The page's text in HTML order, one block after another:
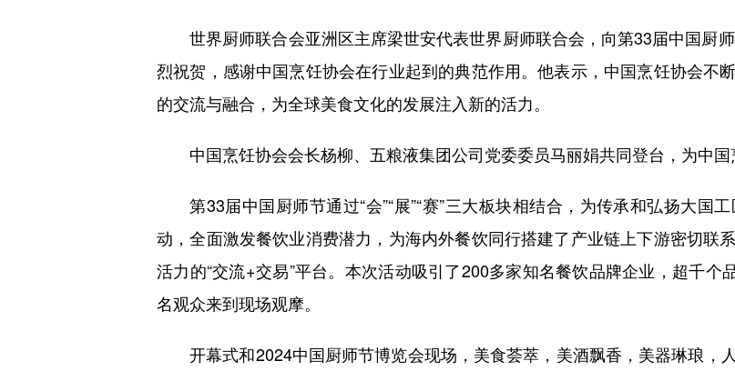
世界厨师联合会亚洲区主席梁世安代表世界厨师联合会，向第33届中国厨
烈祝贺，感谢中国烹饪协会在行业起到的典范作用。他表示，中国烹饪协会不
的交流与融合，为全球美食文化的发展注入新的活力。
中国烹饪协会会长杨柳、五粮液集团公司党委委员马丽娟共同登台，为中国
第33届中国厨师节通过“会”“展”“赛”三大板块相结合，为传承和弘扬大国
动，全面激发餐饮业消费潜力，为海内外餐饮同行搭建了产业链上下游密切联
活力的“交流+交易”平台。本次活动吸引了200多家知名餐饮品牌企业，超千
名观众来到现场观摩。
开幕式和2024中国厨师节博览会现场，美食荟萃，美酒飘香，美器琳琅，